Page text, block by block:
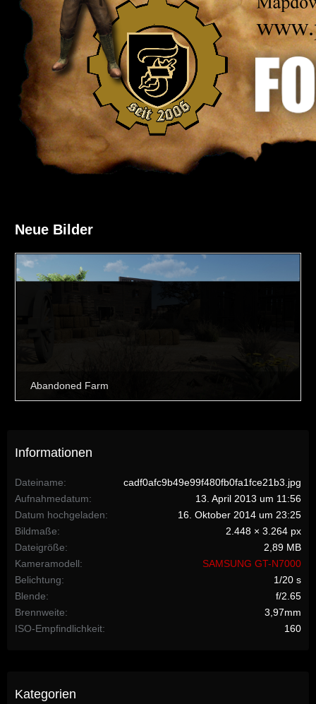
Neue Bilder
Informationen
Dateiname
cadf0afc9b49e99f480fb0fa1fce21b3.jpg
Aufnahmedatum
13. April 2013 um 11:56
Datum hochgeladen
16. Oktober 2014 um 23:25
Bildmaße
2.448 × 3.264 px
Dateigröße
2,89 MB
Kameramodell
SAMSUNG GT-N7000
Belichtung
1/20 s
Blende
f/2.65
Brennweite
3,97mm
ISO-Empfindlichkeit
160
Kategorien